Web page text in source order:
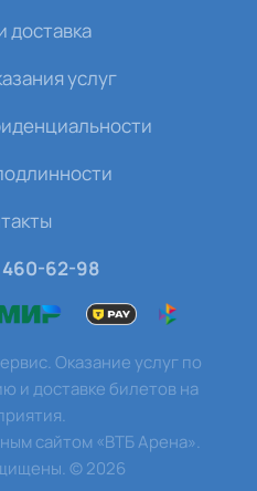
доставка
услуг
62-98
Оказание услуг по
и доставке билетов на
сайтом «ВТБ Арена».
©2026